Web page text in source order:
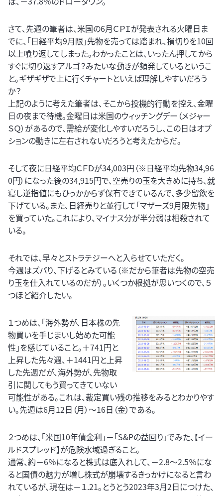
さて、先週の筆者は、米国の6月ＣＰＩが発表される火曜日ま
でに、「日経平均9月限」先物を売っては踏まれ、損切りを10回
以上喰り返してしまった。わかったことは、いったん押してから
すぐに切り返すアルゴ？みたいな動きが頻発しているというこ
と。ギザギザで上に行くチャートといえば理解しやすいだろう
か？
上記のように考えた筆者は、そこから投機的行動を控え、金曜
日の夜まで待機。金曜日は米国のウィッチングデー（メジャー
ＳＱ）があるので、需給が変化しやすいだろうし、この日はオプ
ションの動きに左右されないだろうと考えたからだ。
そして夜に日経平均ＣＦＤが34,003円（※日経平均先物34,96
0円）になった後の34,915円で、空売りの玉を大きめに持ち、就
寝し逆指値にもひっかからず保有できているんで、多少留飲を
下げている。また、日経売りと並行して「マザーズ9月限先物」
を買っていた。これにより、マイナス分が半分弱は相殺されて
いる。
それでは、早々とストラテジーへと入らせていただく。
今週はズバり、下げるとみている（※だから筆者は先物の空売
り玉を仕入れているのだが）。いくつか根拠が思いつくので、５
つほど紹介したい。
１つめは、「海外勢が、日本株の先
物買いを手じまいし始めた可能
性」を感じていること。＋741円と
上昇した先々週、＋1441円と上昇
した先週だが、海外勢が、先物取
引に関してもう買ってきていない
可能性がある。これは、裁定買い残の推移をみるとわかりやす
い。先週は6月12日（月）～16日（金）である。
２つめは、「米国10年債金利」－「S&Pの益回り」でみた、【イー
ルドスプレッド】が危険水域過ぎること。
通常、約－6％になると株式は底入れして、－2.8～2.5％にな
ると国債の魅力が増し株式が崩壊するきっかけになると言わ
れているが、現在は－１.21。とうとう2023年3月2日につけた、